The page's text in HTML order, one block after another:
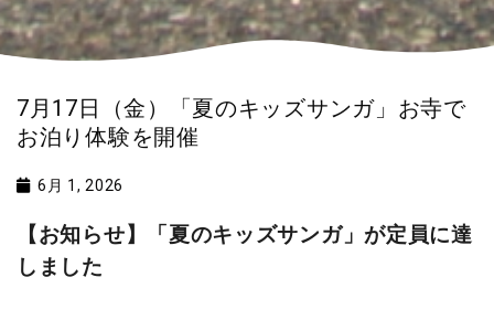
7月17日（金）「夏のキッズサンガ」お寺で
お泊り体験を開催
6月 1, 2026
【お知らせ】「夏のキッズサンガ」が定員に達
しました